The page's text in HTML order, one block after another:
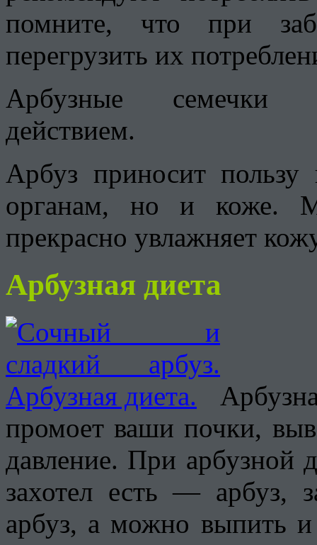
помните, что при
перегрузить их
Арбузные семечки
действием.
Арбуз приносит
органам, но и коже.
прекрасно увлажняет
Арбузная диета
промоет ваши почки,
давление. При арбузной
захотел есть — арбуз,
арбуз, а можно выпить